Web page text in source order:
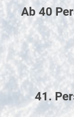
Ab 40
41.